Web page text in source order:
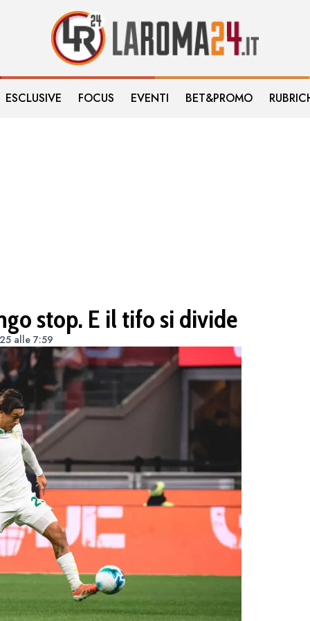
ESCLUSIVE FOCUS EVENTI BET&PROMO
stop. E il tifo si divide
alle 7:59